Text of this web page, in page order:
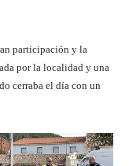
participación y la
por la localidad y una
cerraba el día con un